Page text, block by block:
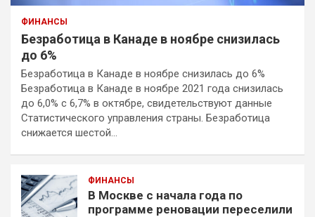
ФИНАНСЫ
Безработица в Канаде в ноябре снизилась
до 6%
Безработица в Канаде в ноябре снизилась до 6%
Безработица в Канаде в ноябре 2021 года снизилась
до 6,0% с 6,7% в октябре, свидетельствуют данные
Статистического управления страны. Безработица
снижается шестой…
ФИНАНСЫ
В Москве с начала года по
программе реновации переселили